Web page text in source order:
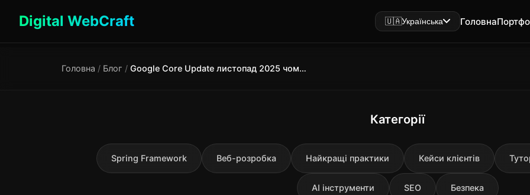
Digital WebCraft 🇺🇦Українська Головна
Головна / Блог / Google Core Update листопад 2025 чому трафік падає, а офіційного оновлення немає
Категорії
Spring Framework Веб-розробка Найкращі практики Кейси клієнтів
AI інструменти SEO Безпека